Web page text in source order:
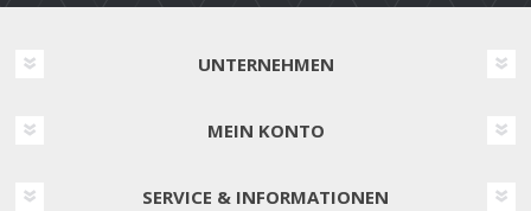
UNTERNEHMEN
MEIN KONTO
SERVICE & INFORMATIONEN